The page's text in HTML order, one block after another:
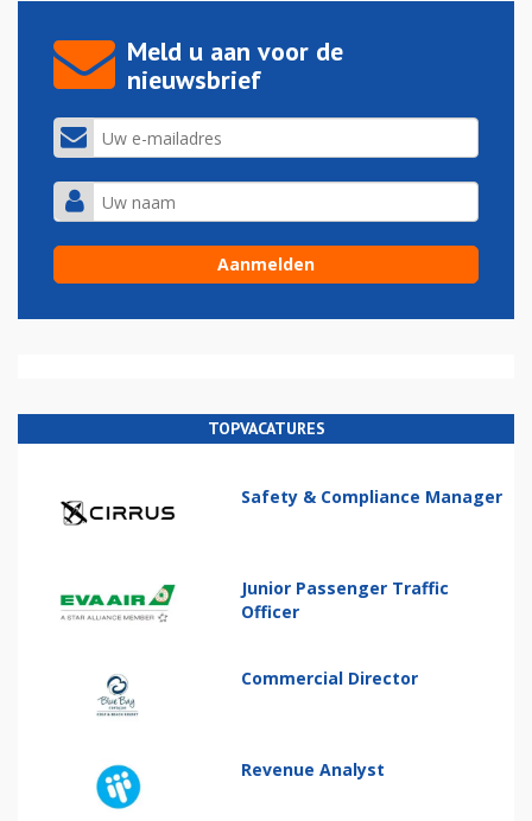
Meld u aan voor de
nieuwsbrief
TOPVACATURES
Safety & Compliance Manager
Junior Passenger Traffic
Officer
Commercial Director
Revenue Analyst